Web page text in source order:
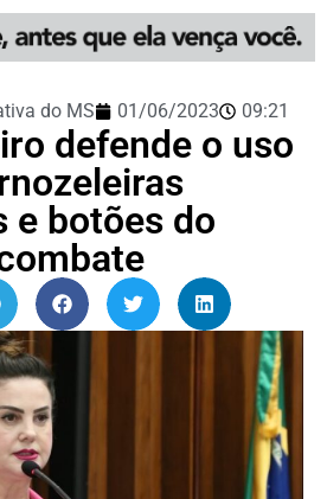
do MS 01/06/2023 09:21
defende o uso
e botões do